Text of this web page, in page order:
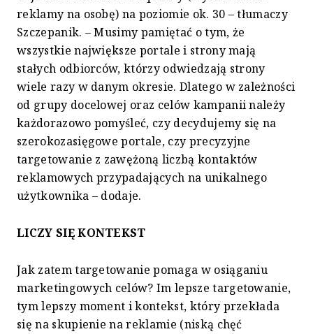
reklamy na osobę) na poziomie ok. 30 – tłumaczy
Szczepanik. – Musimy pamiętać o tym, że
wszystkie największe portale i strony mają
stałych odbiorców, którzy odwiedzają strony
wiele razy w danym okresie. Dlatego w zależności
od grupy docelowej oraz celów kampanii należy
każdorazowo pomyśleć, czy decydujemy się na
szerokozasięgowe portale, czy precyzyjne
targetowanie z zawężoną liczbą kontaktów
reklamowych przypadających na unikalnego
użytkownika – dodaje.
LICZY SIĘ KONTEKST
Jak zatem targetowanie pomaga w osiąganiu
marketingowych celów? Im lepsze targetowanie,
tym lepszy moment i kontekst, który przekłada
się na skupienie na reklamie (niską chęć